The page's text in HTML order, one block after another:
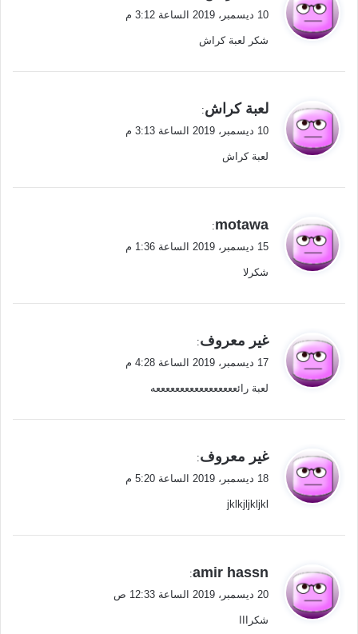
ل
10 ديسمبر، 2019 الساعة 3:12 م
شكر لعبة كراش
ي
ل
لعبة كراش:
10 ديسمبر، 2019 الساعة 3:13 م
لعبة كراش
ي
ل
motawa
:
15 ديسمبر، 2019 الساعة 1:36 م
شكرلا
ي
ل
غير معروف:
17 ديسمبر، 2019 الساعة 4:28 م
لعبة رائعععععععععععععععععه
ي
ل
غير معروف:
18 ديسمبر، 2019 الساعة 5:20 م
jklkjljkljkl
ي
ل
amir hassn
:
20 ديسمبر، 2019 الساعة 12:33 ص
شكرااا